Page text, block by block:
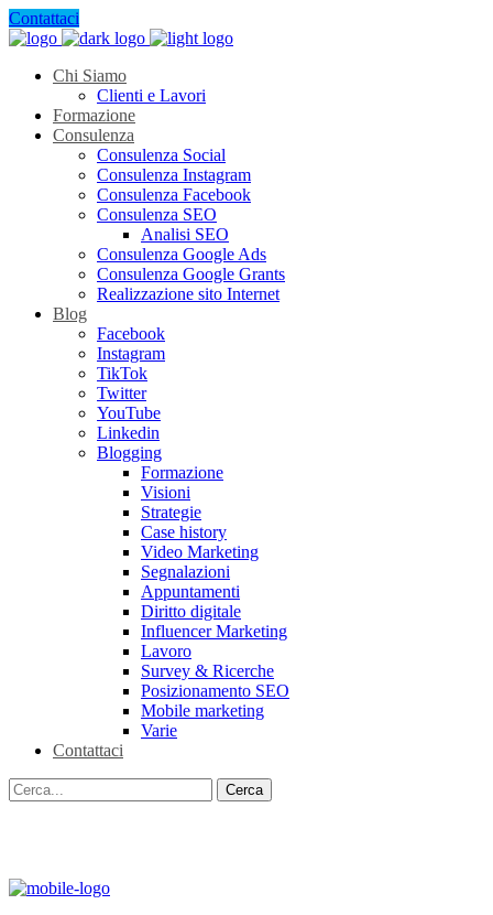
Contattaci
Chi Siamo
Clienti e Lavori
Formazione
Consulenza
Consulenza Social
Consulenza Instagram
Consulenza Facebook
Consulenza SEO
Analisi SEO
Consulenza Google Ads
Consulenza Google Grants
Realizzazione sito Internet
Blog
Facebook
Instagram
TikTok
Twitter
YouTube
Linkedin
Blogging
Formazione
Visioni
Strategie
Case history
Video Marketing
Segnalazioni
Appuntamenti
Diritto digitale
Influencer Marketing
Lavoro
Survey & Ricerche
Posizionamento SEO
Mobile marketing
Varie
Contattaci